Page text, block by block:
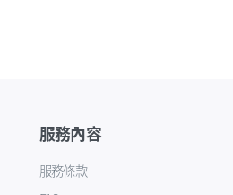
服務內容
服務條款